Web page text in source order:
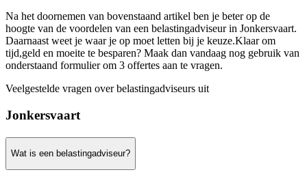
Na het doornemen van bovenstaand artikel ben je beter op de
hoogte van de voordelen van een belastingadviseur in Jonkersvaart.
Daarnaast weet je waar je op moet letten bij je keuze.Klaar om
tijd,geld en moeite te besparen? Maak dan vandaag nog gebruik van
onderstaand formulier om 3 offertes aan te vragen.
Veelgestelde vragen over belastingadviseurs uit
Jonkersvaart
Wat is een belastingadviseur?